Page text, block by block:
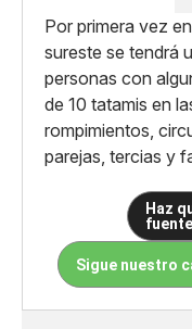
Por primera vez
sureste se tendrá
personas con
de 10 tatamis en
rompimientos,
parejas, tercias y
Haz
Sigue nuestro